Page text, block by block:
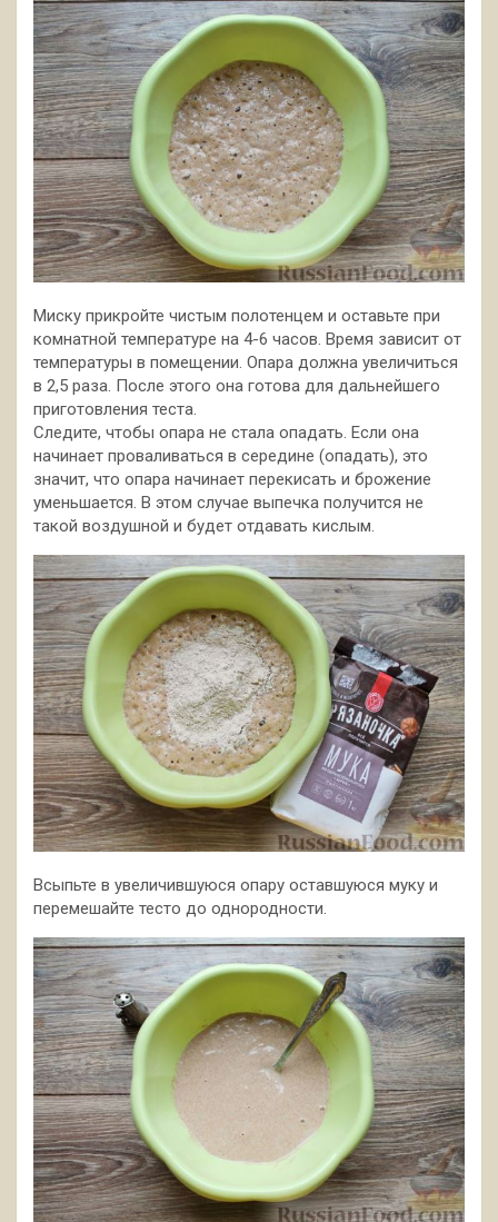
Миску прикройте чистым полотенцем и оставьте при
комнатной температуре на 4-6 часов. Время зависит от
температуры в помещении. Опара должна увеличиться
в 2,5 раза. После этого она готова для дальнейшего
приготовления теста.
Следите, чтобы опара не стала опадать. Если она
начинает проваливаться в середине (опадать), это
значит, что опара начинает перекисать и брожение
уменьшается. В этом случае выпечка получится не
такой воздушной и будет отдавать кислым.
Всыпьте в увеличившуюся опару оставшуюся муку и
перемешайте тесто до однородности.